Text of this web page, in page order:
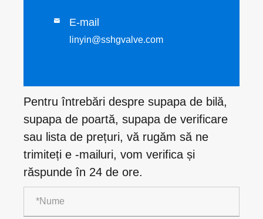
 E-mail
linyin@sshgvalve.com
Pentru întrebări despre supapa de bilă,
supapa de poartă, supapa de verificare
sau lista de prețuri, vă rugăm să ne
trimiteți e -mailuri, vom verifica și
răspunde în 24 de ore.